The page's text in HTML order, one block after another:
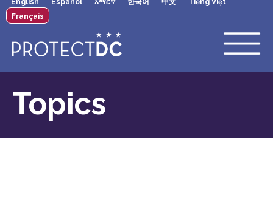
Skip to main content
English Español አማርኛ 한국어 中文
Tiếng Việt
Français
Topics